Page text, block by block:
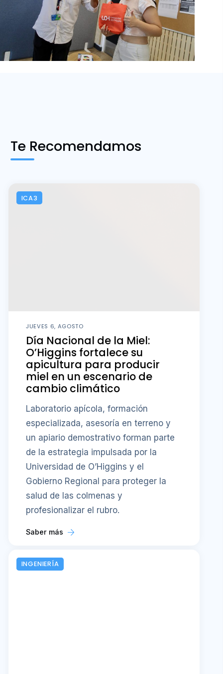
Te Recomendamos
ICA3
JUEVES 6, AGOSTO
Día Nacional de la Miel:
O’Higgins fortalece su
apicultura para producir
miel en un escenario de
cambio climático
Laboratorio apícola, formación
especializada, asesoría en terreno y
un apiario demostrativo forman parte
de la estrategia impulsada por la
Universidad de O’Higgins y el
Gobierno Regional para proteger la
salud de las colmenas y
profesionalizar el rubro.
Saber más
INGENIERÍA